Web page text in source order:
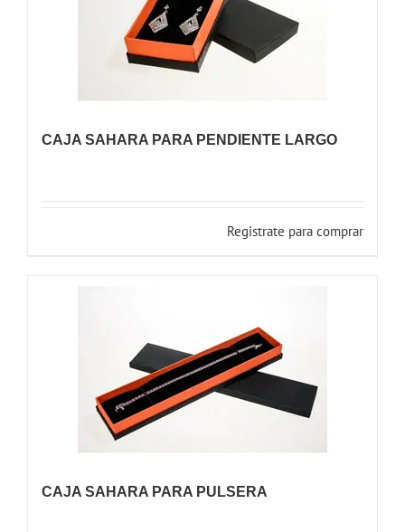
CAJA SAHARA PARA PENDIENTE LARGO
Registrate para comprar
CAJA SAHARA PARA PULSERA